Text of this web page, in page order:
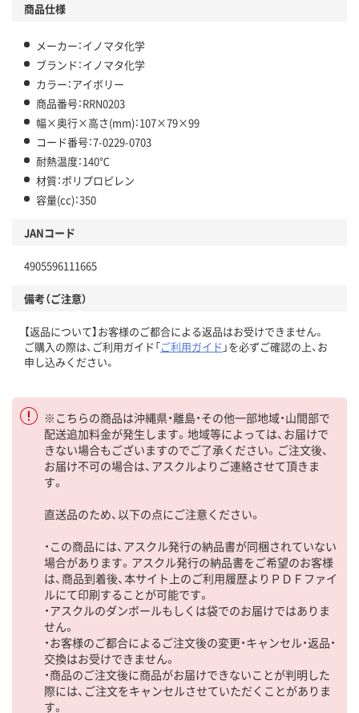
商品仕様
メーカー：イノマタ化学
ブランド：イノマタ化学
カラー：アイボリー
商品番号：RRN0203
幅×奥行×高さ(mm)：107×79×99
コード番号：7-0229-0703
耐熱温度：140℃
材質：ポリプロピレン
容量(cc)：350
JANコード
4905596111665
備考（ご注意）
【返品について】お客様のご都合による返品はお受けできません。
ご購入の際は、ご利用ガイド「ご利用ガイド 」を必ずご確認の上、お
申し込みください。
※こちらの商品は沖縄県・離島・その他一部地域・山間部で
配送追加料金が発生します。地域等によっては、お届けで
きない場合もございますのでご了承ください。ご注文後、
お届け不可の場合は、アスクルよりご連絡させて頂きま
す。
直送品のため、以下の点にご注意ください。
・この商品には、アスクル発行の納品書が同梱されていない
場合があります。アスクル発行の納品書をご希望のお客様
は、商品到着後、本サイト上のご利用履歴よりＰＤＦファイ
ルにて印刷することが可能です。
・アスクルのダンボールもしくは袋でのお届けではありま
せん。
・お客様のご都合によるご注文後の変更・キャンセル・返品・
交換はお受けできません。
・商品のご注文後に商品がお届けできないことが判明した
際には、ご注文をキャンセルさせていただくことがありま
す。